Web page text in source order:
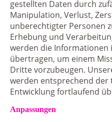
gestellten Daten durch
Manipulation, Verlust,
unberechtigter Personen
Erhebung und
werden die Informationen
übertragen, um einem
Dritte vorzubeugen.
werden entsprechend der
Entwicklung fortlaufend
Anpassungen